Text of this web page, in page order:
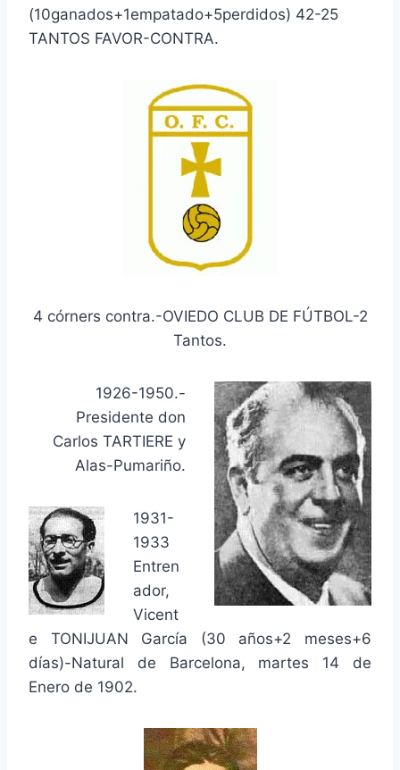
(10ganados+1empatado+5perdidos) 42-25
TANTOS FAVOR-CONTRA.
4 córners contra.-OVIEDO CLUB DE FÚTBOL-2
Tantos.
1926-1950.-
Presidente don
Carlos TARTIERE y
Alas-Pumariño.
1931-
1933
Entren
ador,
Vicent
e TONIJUAN García (30 años+2 meses+6
días)-Natural de Barcelona, martes 14 de
Enero de 1902.